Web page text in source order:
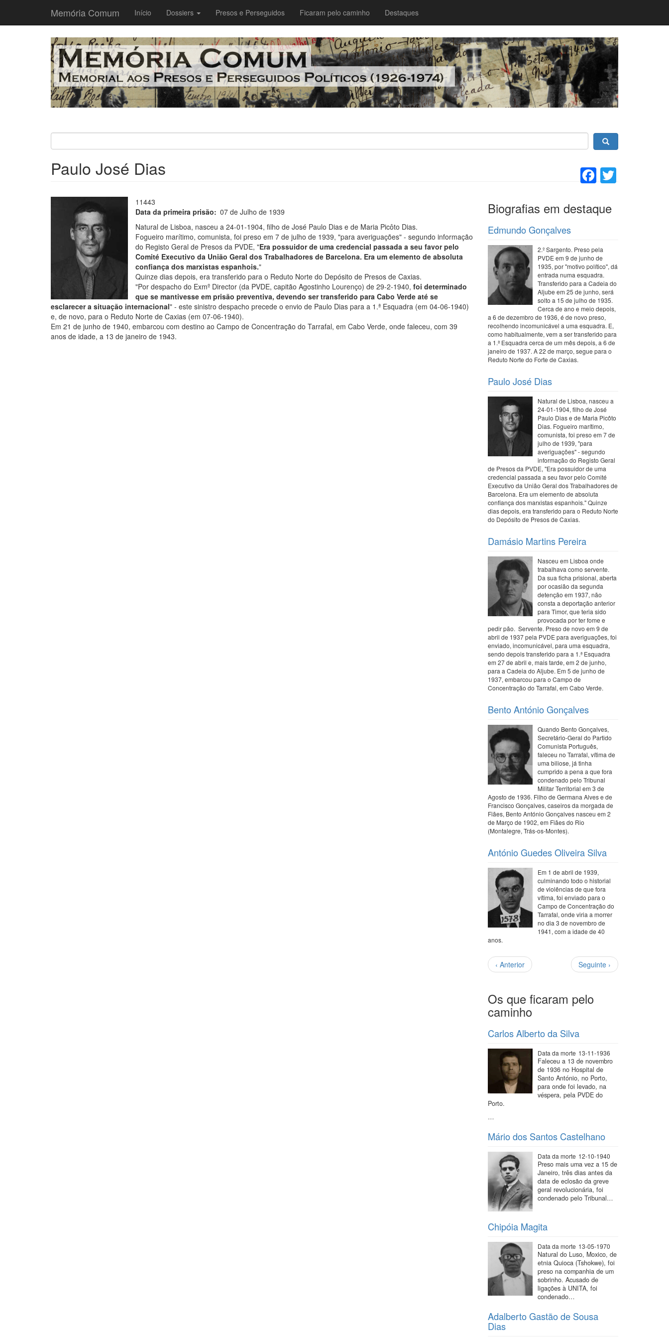
Memória Comum
Main
navigation
Início Dossiers Presos e Perseguidos Ficaram pelo caminho Destaques
Facebook
Paulo José Dias
11443
Data da primeira prisão
07 de Julho de 1939
Natural de Lisboa, nasceu a 24-01-1904, filho de José Paulo Dias e de Maria Picôto Dias.
Fogueiro marítimo, comunista, foi preso em 7 de julho de 1939, "para averiguações" - segundo informação
do Registo Geral de Presos da PVDE, "Era possuidor de uma credencial passada a seu favor pelo
Comité Executivo da União Geral dos Trabalhadores de Barcelona. Era um elemento de absoluta
confiança dos marxistas espanhois."
Quinze dias depois, era transferido para o Reduto Norte do Depósito de Presos de Caxias.
"Por despacho do Exmº Director (da PVDE, capitão Agostinho Lourenço) de 29-2-1940, foi determinado
que se mantivesse em prisão preventiva, devendo ser transferido para Cabo Verde até se
esclarecer a situação internacional" - este sinistro despacho precede o envio de Paulo Dias para a 1.ª Esquadra (em 04-06-1940)
e, de novo, para o Reduto Norte de Caxias (em 07-06-1940).
Em 21 de junho de 1940, embarcou com destino ao Campo de Concentração do Tarrafal, em Cabo Verde, onde faleceu, com 39
anos de idade, a 13 de janeiro de 1943.
Biografias em destaque
Edmundo Gonçalves
2.º Sargento. Preso pela
PVDE em 9 de junho de
1935, por "motivo político", dá
entrada numa esquadra.
Transferido para a Cadeia do
Aljube em 25 de junho, será
solto a 15 de julho de 1935.
Cerca de ano e meio depois,
a 6 de dezembro de 1936, é de novo preso,
recolhendo incomunicável a uma esquadra. E,
como habitualmente, vem a ser transferido para
a 1.ª Esquadra cerca de um mês depois, a 6 de
janeiro de 1937. A 22 de março, segue para o
Reduto Norte do Forte de Caxias.
Paulo José Dias
Natural de Lisboa, nasceu a
24-01-1904, filho de José
Paulo Dias e de Maria Picôto
Dias. Fogueiro marítimo,
comunista, foi preso em 7 de
julho de 1939, "para
averiguações" - segundo
informação do Registo Geral
de Presos da PVDE, "Era possuidor de uma
credencial passada a seu favor pelo Comité
Executivo da União Geral dos Trabalhadores de
Barcelona. Era um elemento de absoluta
confiança dos marxistas espanhois." Quinze
dias depois, era transferido para o Reduto Norte
do Depósito de Presos de Caxias.
Damásio Martins Pereira
Nasceu em Lisboa onde
trabalhava como servente.
Da sua ficha prisional, aberta
por ocasião da segunda
detenção em 1937, não
consta a deportação anterior
para Timor, que teria sido
provocada por ter fome e
pedir pão. Servente. Preso de novo em 9 de
abril de 1937 pela PVDE para averiguações, foi
enviado, incomunicável, para uma esquadra,
sendo depois transferido para a 1.ª Esquadra
em 27 de abril e, mais tarde, em 2 de junho,
para a Cadeia do Aljube. Em 5 de junho de
1937, embarcou para o Campo de
Concentração do Tarrafal, em Cabo Verde.
Bento António Gonçalves
Quando Bento Gonçalves,
Secretário-Geral do Partido
Comunista Português,
faleceu no Tarrafal, vítima de
uma biliose, já tinha
cumprido a pena a que fora
condenado pelo Tribunal
Militar Territorial em 3 de
Agosto de 1936. Filho de Germana Alves e de
Francisco Gonçalves, caseiros da morgada de
Fiães, Bento António Gonçalves nasceu em 2
de Março de 1902, em Fiães do Rio
(Montalegre, Trás-os-Montes).
António Guedes Oliveira Silva
Em 1 de abril de 1939,
culminando todo o historial
de violências de que fora
vítima, foi enviado para o
Campo de Concentração do
Tarrafal, onde viria a morrer
no dia 3 de novembro de
1941, com a idade de 40
anos.
Paginação
Página
anterior
‹ Anterior
Próxima
página
Seguinte ›
Os que ficaram pelo
caminho
Carlos Alberto da Silva
Data da morte 13-11-1936
Faleceu a 13 de novembro
de 1936 no Hospital de
Santo António, no Porto,
para onde foi levado, na
véspera, pela PVDE do
Porto.
…
Mário dos Santos Castelhano
Data da morte 12-10-1940
Preso mais uma vez a 15 de
Janeiro, três dias antes da
data de eclosão da greve
geral revolucionária, foi
condenado pelo Tribunal…
Chipóia Magita
Data da morte 13-05-1970
Natural do Luso, Moxico, de
etnia Quioca (Tshokwe), foi
preso na companhia de um
sobrinho. Acusado de
ligações à UNITA, foi
condenado…
Adalberto Gastão de Sousa
Dias